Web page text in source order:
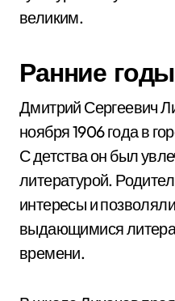
великим.
Ранние годы
Дмитрий Сергеевич
ноября 1906 года в
С детства он был
литературой.
интересы и
выдающимися
времени.